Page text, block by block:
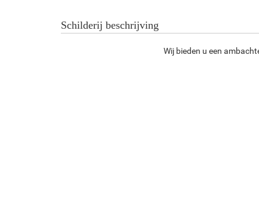
Schilderij beschrijving
Wij bieden u een